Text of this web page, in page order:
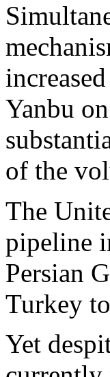
Yanbu
of the
The
pipeline
Persian
Turkey
Yet